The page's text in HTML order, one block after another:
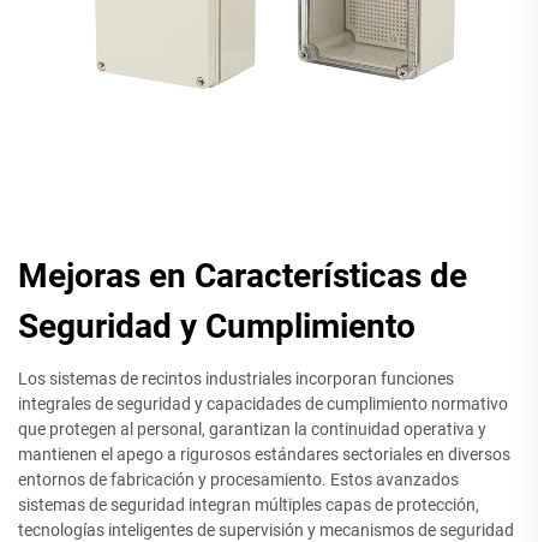
Mejoras en Características de
Seguridad y Cumplimiento
Los sistemas de recintos industriales incorporan funciones
integrales de seguridad y capacidades de cumplimiento normativo
que protegen al personal, garantizan la continuidad operativa y
mantienen el apego a rigurosos estándares sectoriales en diversos
entornos de fabricación y procesamiento. Estos avanzados
sistemas de seguridad integran múltiples capas de protección,
tecnologías inteligentes de supervisión y mecanismos de seguridad